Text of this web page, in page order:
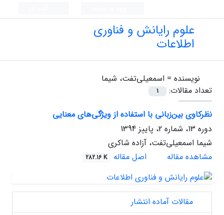
علوم رایانش و فناوری
اطلاعات
نویسنده = اسمعیلی‌تفت، شیما
تعداد مقالات:
1
نظرکاوی بین‌زبانی با استفاده از ویژگی‌های معنایی
دوره 13، شماره 2، پاییز 1394
شیما اسمعیلی‌تفت، آزاده شاکری
مشاهده مقاله
اصل مقاله 282.16 K
مقالات آماده انتشار